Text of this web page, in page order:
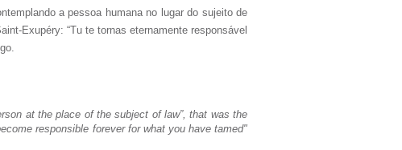
a pessoa humana no lugar do sujeito de
Exupéry: “Tu te tornas eternamente responsável
at the place of the subject of law”, that was the
responsible forever for what you have tamed"